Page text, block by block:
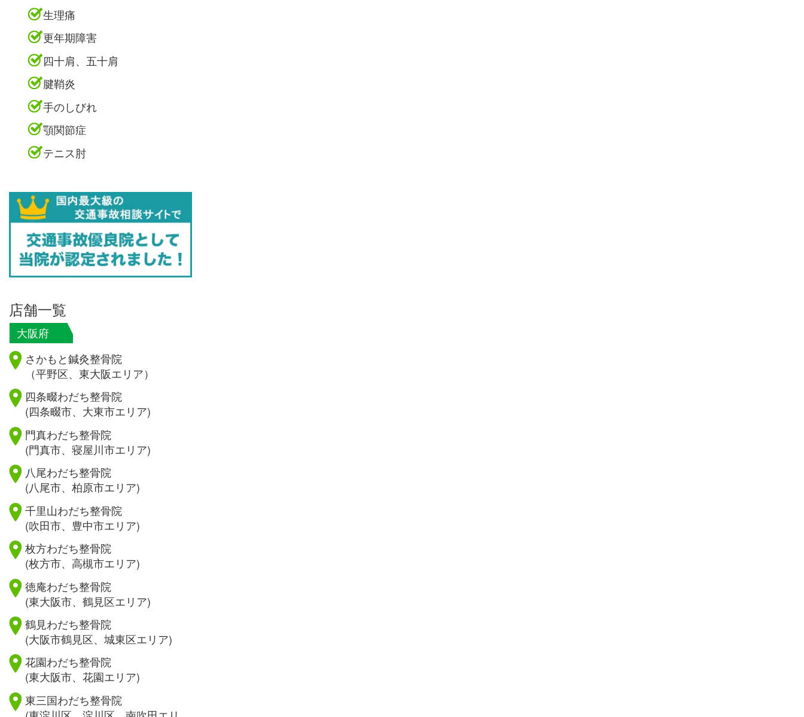
生理痛
更年期障害
四十肩、五十肩
腱鞘炎
手のしびれ
顎関節症
テニス肘
店舗一覧
大阪府
さかもと鍼灸整骨院
（平野区、東大阪エリア）
四条畷わだち整骨院
(四条畷市、大東市エリア)
門真わだち整骨院
(門真市、寝屋川市エリア)
八尾わだち整骨院
(八尾市、柏原市エリア)
千里山わだち整骨院
(吹田市、豊中市エリア)
枚方わだち整骨院
(枚方市、高槻市エリア)
徳庵わだち整骨院
(東大阪市、鶴見区エリア)
鶴見わだち整骨院
(大阪市鶴見区、城東区エリア)
花園わだち整骨院
(東大阪市、花園エリア)
東三国わだち整骨院